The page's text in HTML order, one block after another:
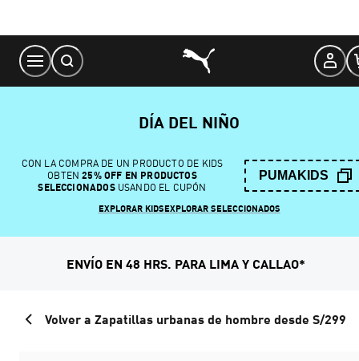
Content
DÍA DEL NIÑO
CON LA COMPRA DE UN PRODUCTO DE KIDS
OBTEN 25% OFF EN PRODUCTOS
SELECCIONADOSUSANDO EL CUPÓN
PUMAKIDS
EXPLORAR KIDSEXPLORAR SELECCIONADOS
ENVÍO EN 48 HRS. PARA LIMA Y CALLAO*
Volver a Zapatillas urbanas de hombre desde S/299